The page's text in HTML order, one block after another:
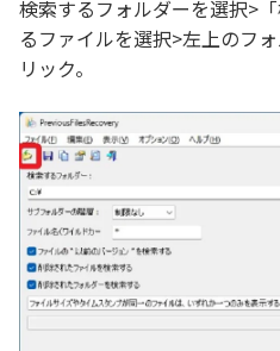
検索するフォルダーを選択>
るファイルを選択>左上のフ
リック。